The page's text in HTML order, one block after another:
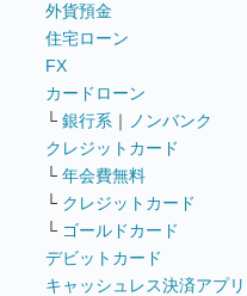
外貨預金
住宅ローン
FX
カードローン
└ 銀行系 ｜
ノンバンク
クレジットカード
└ 年会費無料
└ クレジットカード
└ ゴールドカード
デビットカード
キャッシュレス決済アプリ